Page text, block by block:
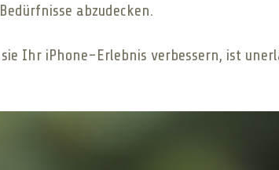
abzudecken.
Ihr iPhone-Erlebnis verbessern, ist